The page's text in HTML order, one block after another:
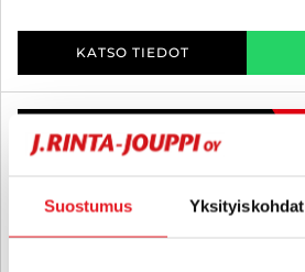
Suostumus Yksityiskohdat
KATSO TIEDOT